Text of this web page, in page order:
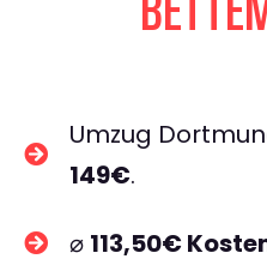
Umzug
149€.
⌀ 113,50€